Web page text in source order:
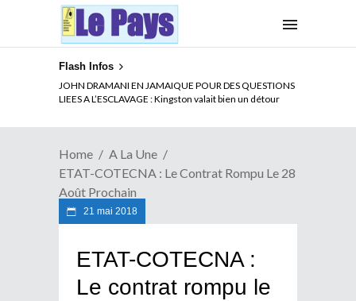
Flash Infos
JOHN DRAMANI EN JAMAIQUE POUR DES QUESTIONS
LIEES A L’ESCLAVAGE : Kingston valait bien un détour
ELECTION DE TALON A LA TETE DU SENAT BENINOIS :
Quand Patrice quitte le pouvoir sans partir !
Home
A La Une
ETAT-COTECNA : Le Contrat Rompu Le 28
Août Prochain
21 mai 2018
ETAT-COTECNA :
Le contrat rompu le